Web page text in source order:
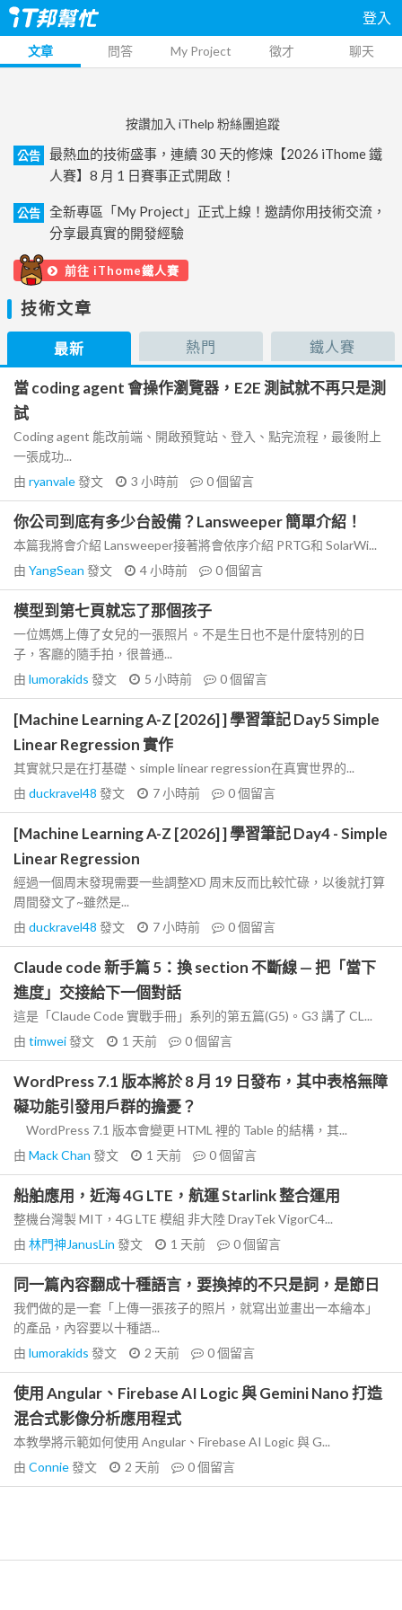
登入
文章 問答 My Project 徵才 聊天
按讚加入 iThelp 粉絲團追蹤
公告
最熱血的技術盛事，連續 30 天的修煉【2026 iThome 鐵
人賽】8 月 1 日賽事正式開啟！
公告
全新專區「My Project」正式上線！邀請你用技術交流，
分享最真實的開發經驗
前往 iThome鐵人賽
技術文章
最新 熱門 鐵人賽
當 coding agent 會操作瀏覽器，E2E 測試就不再只是測
試
Coding agent 能改前端、開啟預覽站、登入、點完流程，最後附上
一張成功...
由 ryanvale發文 3 小時前 0個留言
你公司到底有多少台設備？Lansweeper 簡單介紹！
本篇我將會介紹 Lansweeper接著將會依序介紹 PRTG和 SolarWi...
由 YangSean 發文 4 小時前 0個留言
模型到第七頁就忘了那個孩子
一位媽媽上傳了女兒的一張照片。不是生日也不是什麼特別的日
子，客廳的隨手拍，很普通...
由 lumorakids 發文 5 小時前 0個留言
[Machine Learning A-Z [2026] ] 學習筆記 Day5 Simple
Linear Regression 實作
其實就只是在打基礎、simple linear regression在真實世界的...
由 duckravel48 發文 7 小時前 0個留言
[Machine Learning A-Z [2026] ] 學習筆記 Day4 - Simple
Linear Regression
經過一個周末發現需要一些調整XD 周末反而比較忙碌，以後就打算
周間發文了~雖然是...
由 duckravel48 發文 7 小時前 0個留言
Claude code 新手篇 5：換 section 不斷線 — 把「當下
進度」交接給下一個對話
這是「Claude Code 實戰手冊」系列的第五篇(G5)。G3 講了 CL...
由 timwei發文 1 天前 0個留言
WordPress 7.1 版本將於 8 月 19 日發布，其中表格無障
礙功能引發用戶群的擔憂？
WordPress 7.1 版本會變更 HTML 裡的 Table 的結構，其...
由 Mack Chan 發文 1 天前 0個留言
船舶應用，近海 4G LTE，航運 Starlink 整合運用
整機台灣製 MIT，4G LTE 模組 非大陸 DrayTek VigorC4...
由 林門神JanusLin 發文 1 天前 0個留言
同一篇內容翻成十種語言，要換掉的不只是詞，是節日
我們做的是一套「上傳一張孩子的照片，就寫出並畫出一本繪本」
的產品，內容要以十種語...
由 lumorakids 發文 2 天前 0個留言
使用 Angular、Firebase AI Logic 與 Gemini Nano 打造
混合式影像分析應用程式
本教學將示範如何使用 Angular、Firebase AI Logic 與 G...
由 Connie發文 2 天前 0個留言